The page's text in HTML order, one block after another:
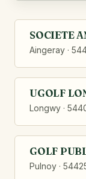
SOCIETE
Aingeray ·
UGOLF
Longwy ·
GOLF
Pulnoy ·